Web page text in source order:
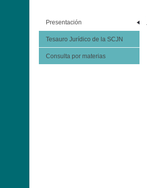
Presentación
Tesauro Jurídico de la SCJN
Consulta por materias